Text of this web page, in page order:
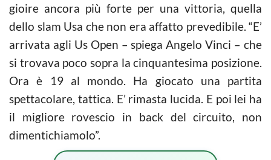
gioire ancora più forte per una vittoria, quella
dello slam Usa che non era affatto prevedibile. “E’
arrivata agli Us Open – spiega Angelo Vinci – che
si trovava poco sopra la cinquantesima posizione.
Ora è 19 al mondo. Ha giocato una partita
spettacolare, tattica. E’ rimasta lucida. E poi lei ha
il migliore rovescio in back del circuito, non
dimentichiamolo”.